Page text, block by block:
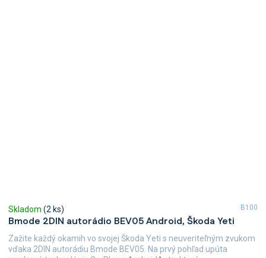
Bmode 2DIN autorádio BEV05 Android, Škoda Yeti
Skladom (2 ks)
Zažite každý okamih vo svojej Škoda Yeti s neuveriteľným zvukom
vďaka 2DIN autorádiu Bmode BEV05. Na prvý pohľad upúta
B100